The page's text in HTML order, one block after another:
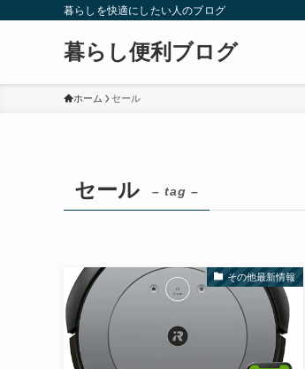
暮らしを快適にしたい人のブログ
暮らし便利ブログ
ホーム セール
セール – tag –
その他最新情報